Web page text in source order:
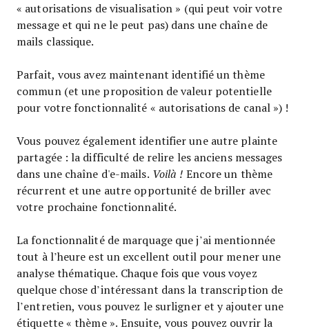
« autorisations de visualisation » (qui peut voir votre
message et qui ne le peut pas) dans une chaîne de
mails classique.
Parfait, vous avez maintenant identifié un thème
commun (et une proposition de valeur potentielle
pour votre fonctionnalité « autorisations de canal ») !
Vous pouvez également identifier une autre plainte
partagée : la difficulté de relire les anciens messages
dans une chaîne d'e-mails. Voilà ! Encore un thème
récurrent et une autre opportunité de briller avec
votre prochaine fonctionnalité.
La fonctionnalité de marquage que j’ai mentionnée
tout à l’heure est un excellent outil pour mener une
analyse thématique. Chaque fois que vous voyez
quelque chose d’intéressant dans la transcription de
l’entretien, vous pouvez le surligner et y ajouter une
étiquette « thème ». Ensuite, vous pouvez ouvrir la